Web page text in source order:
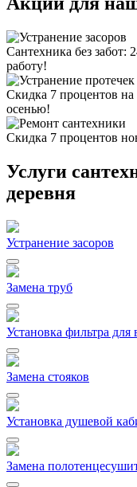
Сантехника без забот:
работу!
Скидка 7 процентов на
осенью!
Скидка 7 процентов
Услуги
деревня
Устранение засоров
Замена труб
Установка фильтра для
Замена стояков
Установка душевой
Замена